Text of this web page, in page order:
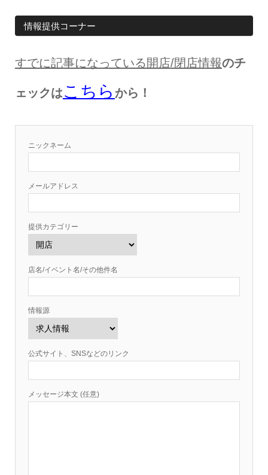
情報提供コーナー
すでに記事になっている開店/閉店情報のチ
ェックはこちら から！
ニックネーム
メールアドレス
提供カテゴリー
店名/イベント名/その他件名
情報源
公式サイト、SNSなどのリンク
メッセージ本文 (任意)